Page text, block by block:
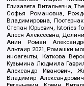
Елизавета Витальевна,
Софья Романовна,
Владимировна,
Степан Юрьевич, Istories
Алеся Алексеевна,
Анин Роман
Альтаир 2021, Ромашки
иноагенты, Каткова
Кузьмина Людмила
Александр Иванович,
Владимир